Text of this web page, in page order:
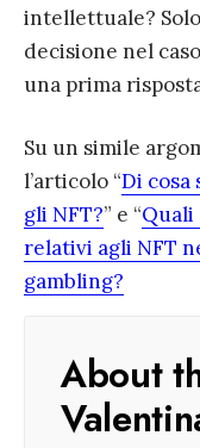
intellettuale?
decisione nel
una prima
Su un simile
l’articolo “Di
gli NFT?” e “
relativi agli NFT
gambling?
About